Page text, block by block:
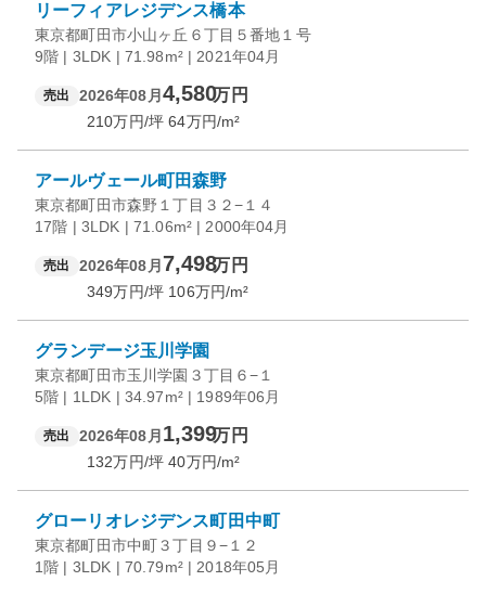
リーフィアレジデンス橋本
東京都町田市小山ヶ丘６丁目５番地１号
9階 | 3LDK | 71.98m² | 2021年04月
売出 2026年08月 4,580万円
210万円/坪 64万円/m²
アールヴェール町田森野
東京都町田市森野１丁目３２−１４
17階 | 3LDK | 71.06m² | 2000年04月
売出 2026年08月 7,498万円
349万円/坪 106万円/m²
グランデージ玉川学園
東京都町田市玉川学園３丁目６−１
5階 | 1LDK | 34.97m² | 1989年06月
売出 2026年08月 1,399万円
132万円/坪 40万円/m²
グローリオレジデンス町田中町
東京都町田市中町３丁目９−１２
1階 | 3LDK | 70.79m² | 2018年05月